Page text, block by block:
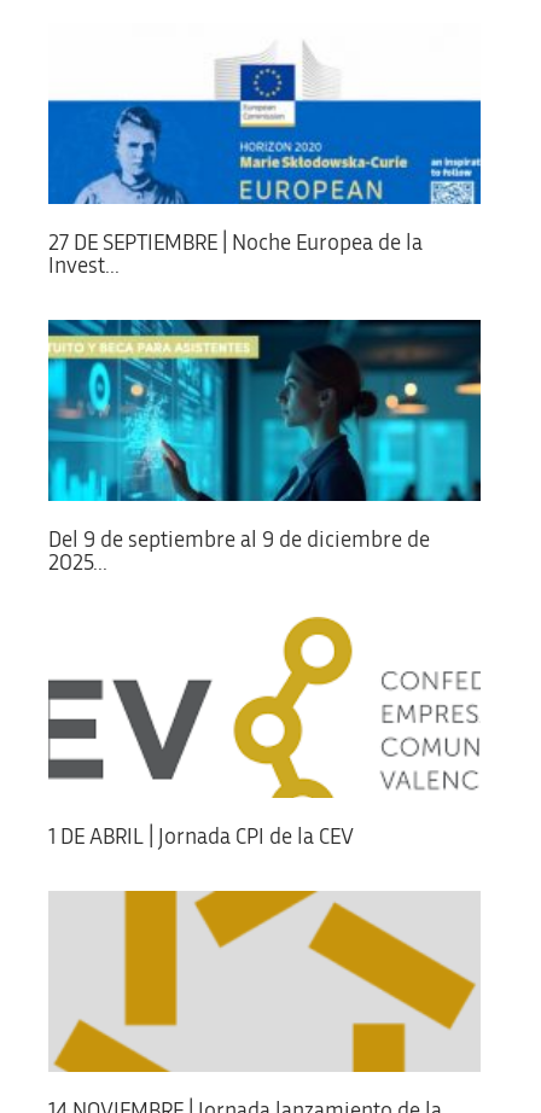
27 DE SEPTIEMBRE | Noche Europea de la
Invest...
Del 9 de septiembre al 9 de diciembre de
2025...
1 DE ABRIL | Jornada CPI de la CEV